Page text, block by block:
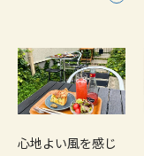
心地よい風を感じ